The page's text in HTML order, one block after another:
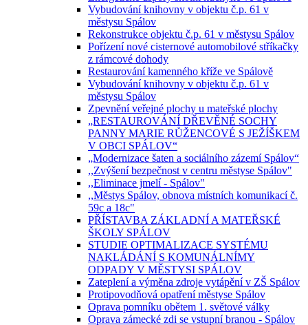
Vybudování knihovny v objektu č.p. 61 v
městysu Spálov
Rekonstrukce objektu č.p. 61 v městysu Spálov
Pořízení nové cisternové automobilové stříkačky
z rámcové dohody
Restaurování kamenného kříže ve Spálově
Vybudování knihovny v objektu č.p. 61 v
městysu Spálov
Zpevnění veřejné plochy u mateřské plochy
„RESTAUROVÁNÍ DŘEVĚNÉ SOCHY
PANNY MARIE RŮŽENCOVÉ S JEŽÍŠKEM
V OBCI SPÁLOV“
„Modernizace šaten a sociálního zázemí Spálov“
,,Zvýšení bezpečnost v centru městyse Spálov"
,,Eliminace jmelí - Spálov"
,,Městys Spálov, obnova místních komunikací č.
59c a 18c"
PŘÍSTAVBA ZÁKLADNÍ A MATEŘSKÉ
ŠKOLY SPÁLOV
STUDIE OPTIMALIZACE SYSTÉMU
NAKLÁDÁNÍ S KOMUNÁLNÍMY
ODPADY V MĚSTYSI SPÁLOV
Zateplení a výměna zdroje vytápění v ZŠ Spálov
Protipovodňová opatření městyse Spálov
Oprava pomníku obětem 1. světové války
Oprava zámecké zdi se vstupní branou - Spálov